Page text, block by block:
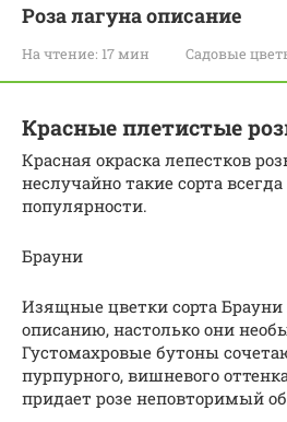
Роза лагуна описание
На чтение: 17 мин Садовые
Красные плетистые
Красная окраска лепестков
неслучайно такие сорта
популярности.
Брауни
Изящные цветки сорта Брауни
описанию, настолько они
Густомахровые бутоны
пурпурного, вишневого
придает розе неповторимый